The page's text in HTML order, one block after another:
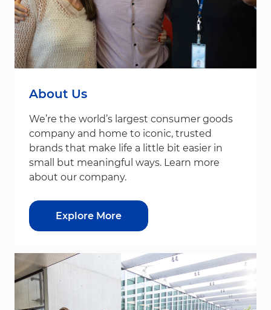
About Us
We’re the world’s largest consumer goods
company and home to iconic, trusted
brands that make life a little bit easier in
small but meaningful ways. Learn more
about our company.
Explore More